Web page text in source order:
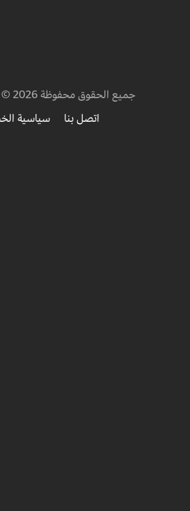
جميع الحقوق محفوظة 2026 © تفسير النابلسي
اتصل بنا
سياسية